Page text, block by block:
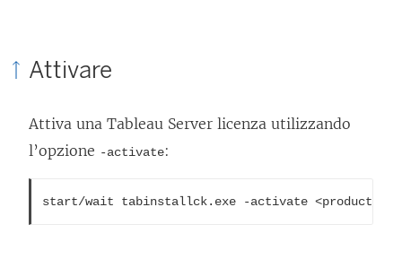
Attivare
Attiva una Tableau Server licenza utilizzando
l’opzione -activate: